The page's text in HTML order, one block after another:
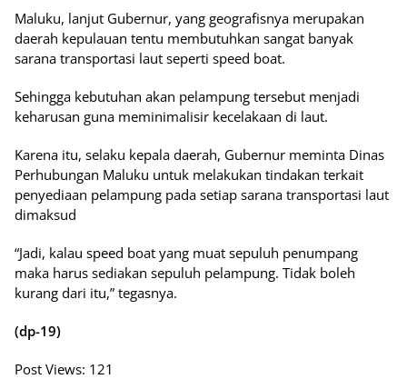
Maluku, lanjut Gubernur, yang geografisnya merupakan
daerah kepulauan tentu membutuhkan sangat banyak
sarana transportasi laut seperti speed boat.
Sehingga kebutuhan akan pelampung tersebut menjadi
keharusan guna meminimalisir kecelakaan di laut.
Karena itu, selaku kepala daerah, Gubernur meminta Dinas
Perhubungan Maluku untuk melakukan tindakan terkait
penyediaan pelampung pada setiap sarana transportasi laut
dimaksud
“Jadi, kalau speed boat yang muat sepuluh penumpang
maka harus sediakan sepuluh pelampung. Tidak boleh
kurang dari itu,” tegasnya.
(dp-19)
Post Views: 121